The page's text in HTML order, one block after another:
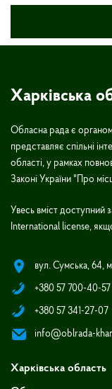
Харківська
Обласна рада є
представляє спільні
області, у рамках
Законі України "Про
Увесь вміст
International license,
вул. Сумська, 64,
+380 57 700-40-57
+380 57 341-27-07
info@oblrada-
Харківська область